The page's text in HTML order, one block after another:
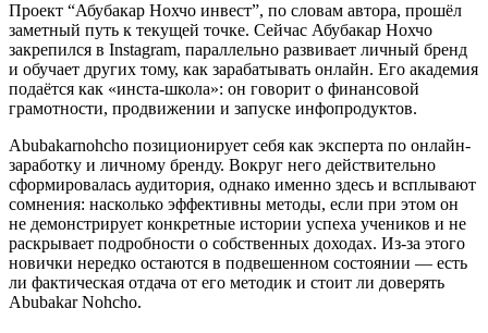
Проект “Абубакар Нохчо инвест”, по словам автора, прошёл
заметный путь к текущей точке. Сейчас Абубакар Нохчо
закрепился в Instagram, параллельно развивает личный бренд
и обучает других тому, как зарабатывать онлайн. Его академия
подаётся как «инста-школа»: он говорит о финансовой
грамотности, продвижении и запуске инфопродуктов.
Abubakarnohcho позиционирует себя как эксперта по онлайн-
заработку и личному бренду. Вокруг него действительно
сформировалась аудитория, однако именно здесь и всплывают
сомнения: насколько эффективны методы, если при этом он
не демонстрирует конкретные истории успеха учеников и не
раскрывает подробности о собственных доходах. Из-за этого
новички нередко остаются в подвешенном состоянии — есть
ли фактическая отдача от его методик и стоит ли доверять
Abubakar Nohcho.